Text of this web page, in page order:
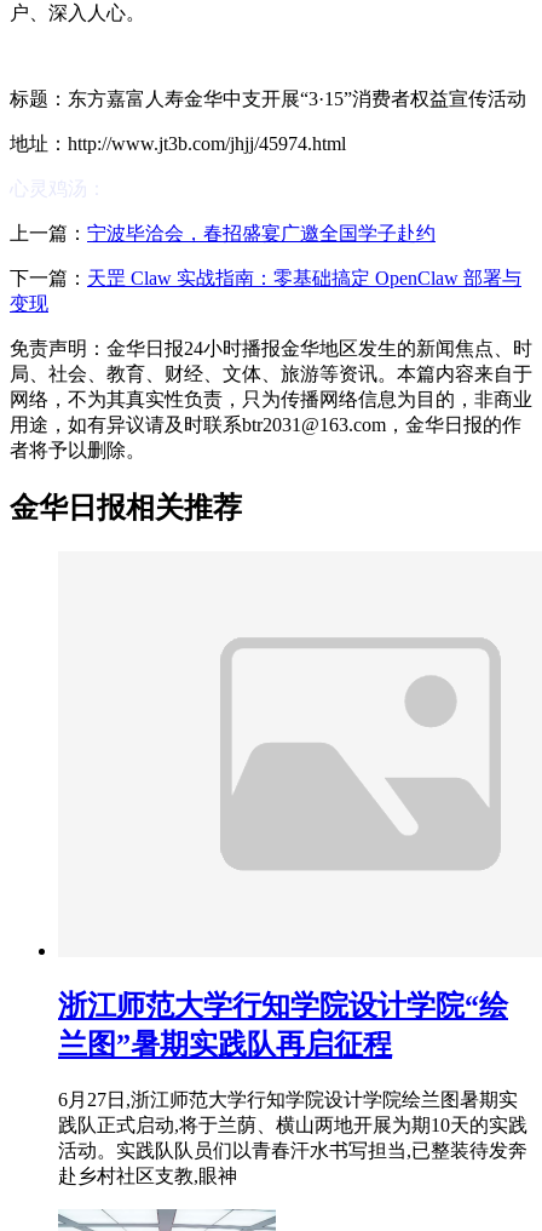
户、深入人心。
标题：东方嘉富人寿金华中支开展“3·15”消费者权益宣传活动
地址：http://www.jt3b.com/jhjj/45974.html
心灵鸡汤：
上一篇： 宁波毕洽会，春招盛宴广邀全国学子赴约
下一篇： 天罡 Claw 实战指南：零基础搞定 OpenClaw 部署与
变现
免责声明：金华日报24小时播报金华地区发生的新闻焦点、时
局、社会、教育、财经、文体、旅游等资讯。本篇内容来自于
网络，不为其真实性负责，只为传播网络信息为目的，非商业
用途，如有异议请及时联系btr2031@163.com，金华日报的作
者将予以删除。
金华日报相关推荐
浙江师范大学行知学院设计学院“绘
兰图”暑期实践队再启征程
6月27日,浙江师范大学行知学院设计学院绘兰图暑期实
践队正式启动,将于兰荫、横山两地开展为期10天的实践
活动。实践队队员们以青春汗水书写担当,已整装待发奔
赴乡村社区支教,眼神